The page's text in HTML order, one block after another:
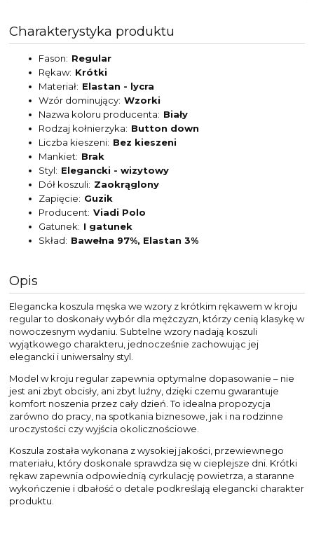
Charakterystyka produktu
Fason
Regular
Rękaw Krótki
Materiał Elastan - lycra
Wzór dominujący Wzorki
Nazwa koloru producenta
Biały
Rodzaj kołnierzyka
Button down
Liczba kieszeni Bez kieszeni
Mankiet
Brak
Styl
Elegancki - wizytowy
Dół koszuli Zaokrąglony
Zapięcie
Guzik
Producent Viadi Polo
Gatunek
I gatunek
Skład
Bawełna 97%, Elastan 3%
Opis
Elegancka koszula męska we wzory z krótkim rękawem w kroju
regular to doskonały wybór dla mężczyzn, którzy cenią klasykę w
nowoczesnym wydaniu. Subtelne wzory nadają koszuli
wyjątkowego charakteru, jednocześnie zachowując jej
elegancki i uniwersalny styl.
Model w kroju regular zapewnia optymalne dopasowanie – nie
jest ani zbyt obcisły, ani zbyt luźny, dzięki czemu gwarantuje
komfort noszenia przez cały dzień. To idealna propozycja
zarówno do pracy, na spotkania biznesowe, jak i na rodzinne
uroczystości czy wyjścia okolicznościowe.
Koszula została wykonana z wysokiej jakości, przewiewnego
materiału, który doskonale sprawdza się w cieplejsze dni. Krótki
rękaw zapewnia odpowiednią cyrkulację powietrza, a staranne
wykończenie i dbałość o detale podkreślają elegancki charakter
produktu.